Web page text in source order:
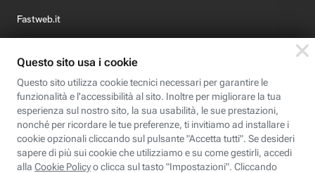
Fastweb.it
Fastweb Digital Academy
STEP FuturAbility District